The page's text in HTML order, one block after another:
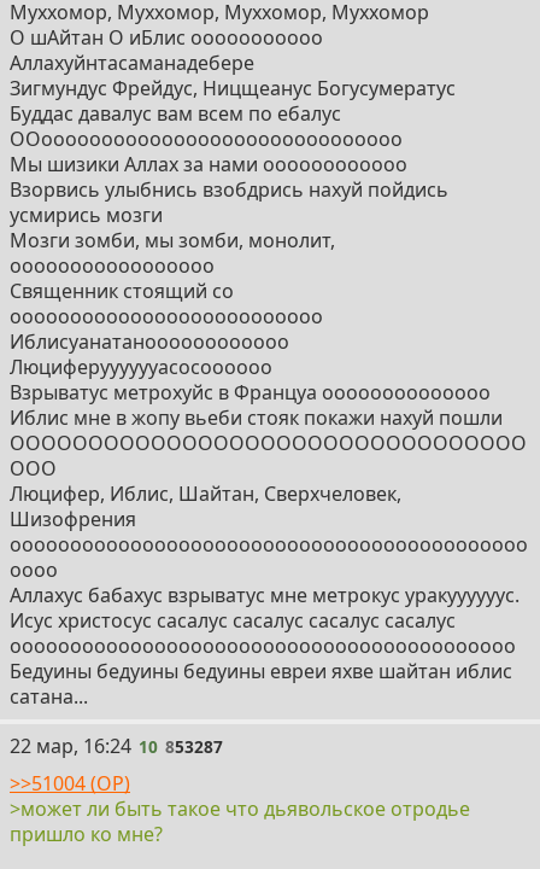
Муххомор, Муххомор, Муххомор, Муххомор
О шАйтан О иБлис ооооооооооо
Аллахуйнтасаманадебере
Зигмундус Фрейдус, Ницщеанус Богусумератус
Буддас давалус вам всем по ебалус
ООоооооооооооооооооооооооооооооо
Мы шизики Аллах за нами оооооооооооо
Взорвись улыбнись взобдрись нахуй пойдись
усмирись мозги
Мозги зомби, мы зомби, монолит,
ооооооооооооооооо
Священник стоящий со
оооооооооооооооооооооооооо
Иблисуанатаноооооооооооо
Люциферууууууасосоооооо
Взрыватус метрохуйс в Француа оооооооооооооо
Иблис мне в жопу вьеби стояк покажи нахуй пошли
ООООООООООООООООООООООООООООООООО
ООО
Люцифер, Иблис, Шайтан, Сверхчеловек,
Шизофрения
ооооооооооооооооооооооооооооооооооооооооооо
оооо
Аллахус бабахус взрыватус мне метрокус уракуууууус.
Исус христосус сасалус сасалус сасалус сасалус
оооооооооооооооооооооооооооооооооооооооооо
Бедуины бедуины бедуины евреи яхве шайтан иблис
сатана...
10
22 мар, 16:24 10 853287
>>51004 (OP)
>может ли быть такое что дьявольское отродье
пришло ко мне?